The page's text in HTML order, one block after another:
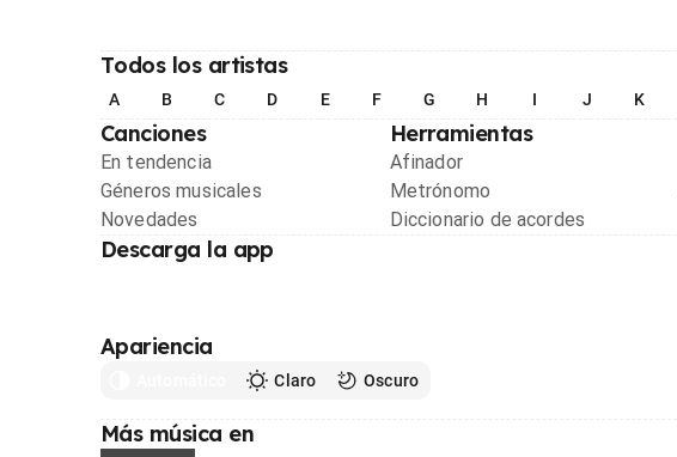
Todos los artistas
A B C D E F G H I J K
Canciones
En tendencia
Géneros musicales
Novedades
Herramientas
Afinador
Metrónomo
Diccionario de acordes
Descarga la app
Apariencia
Claro Oscuro
Más música en